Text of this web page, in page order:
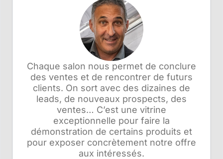
Chaque salon nous permet de conclure
des ventes et de rencontrer de futurs
clients. On sort avec des dizaines de
leads, de nouveaux prospects, des
ventes… C’est une vitrine
exceptionnelle pour faire la
démonstration de certains produits et
pour exposer concrètement notre offre
aux intéressés.